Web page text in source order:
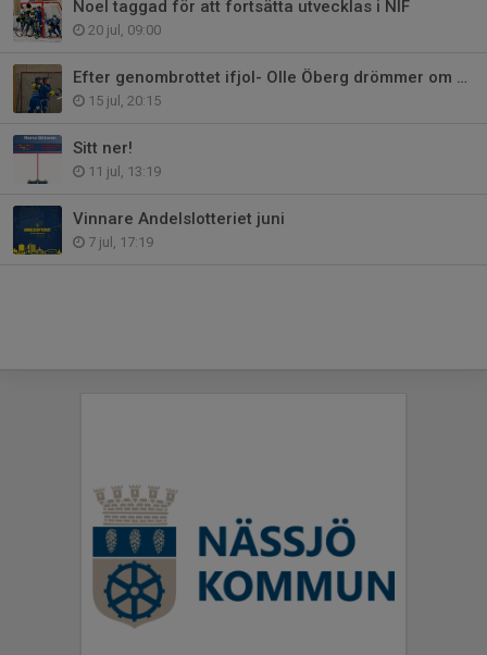
Noel taggad för att fortsätta utvecklas i NIF
20 jul, 09:00
Efter genombrottet ifjol- Olle Öberg drömmer om kommande säsong
15 jul, 20:15
Sitt ner!
11 jul, 13:19
Vinnare Andelslotteriet juni
7 jul, 17:19